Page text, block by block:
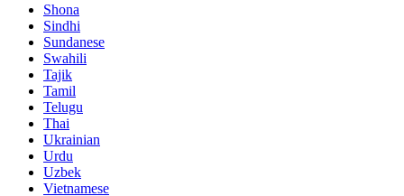
Shona
Sindhi
Sundanese
Swahili
Tajik
Tamil
Telugu
Thai
Ukrainian
Urdu
Uzbek
Vietnamese